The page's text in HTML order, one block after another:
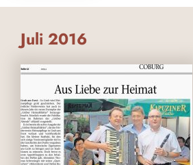
Juli 2016